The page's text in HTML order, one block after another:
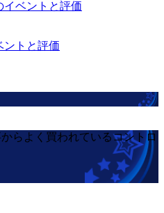
イベントと評価
ントと評価
からよく買われているコントロ